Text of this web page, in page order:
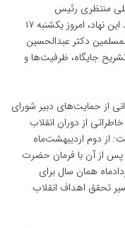
منتظری رئیس
جهاددانشگاهی به همراه معاونان و مدیران ارشد این نهاد، امروز یکشنبه ۱۷
دکتر عبدالحسین
جایگاه، ظرفیت‌ها و
از حمایت‌های دبیر شورای
از دوران انقلاب
از دوم اردیبهشت‌ماه
و پس از آن با فرمان حضرت
ستاد انقلاب فرهنگی در ۲۳ خردادماه همان سال برای
تحقق اهداف انقلاب